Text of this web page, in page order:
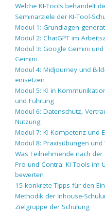
Welche KI-Tools behandelt
Seminarziele der KI-Tool-
Modul 1: Grundlagen
Modul 2: ChatGPT im
Modul 3: Google Gemini
Gemini
Modul 4: Midjourney und
einsetzen
Modul 5: KI in
und Führung
Modul 6: Datenschutz,
Nutzung
Modul 7: KI-Kompetenz und
Modul 8: Praxisübungen
Was Teilnehmende nach
Pro und Contra: KI-Tools im
bewerten
15 konkrete Tipps für den
Methodik der Inhouse-
Zielgruppe der Schulung